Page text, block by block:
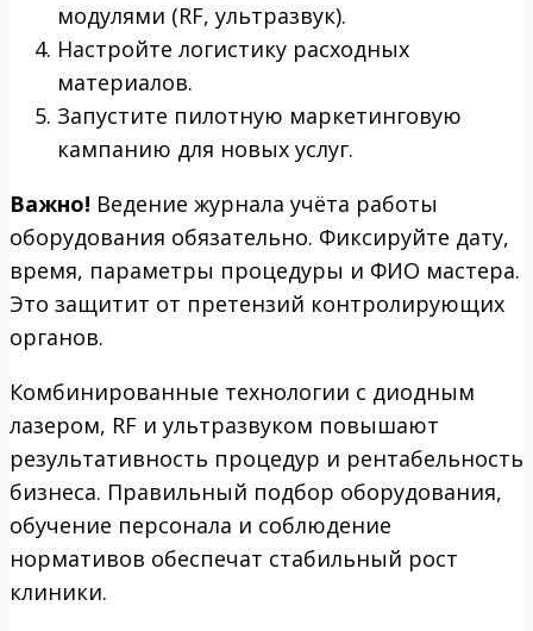
модулями (RF, ультразвук).
Настройте логистику расходных
материалов.
Запустите пилотную маркетинговую
кампанию для новых услуг.
Важно! Ведение журнала учёта работы
оборудования обязательно. Фиксируйте дату,
время, параметры процедуры и ФИО мастера.
Это защитит от претензий контролирующих
органов.
Комбинированные технологии с диодным
лазером, RF и ультразвуком повышают
результативность процедур и рентабельность
бизнеса. Правильный подбор оборудования,
обучение персонала и соблюдение
нормативов обеспечат стабильный рост
клиники.